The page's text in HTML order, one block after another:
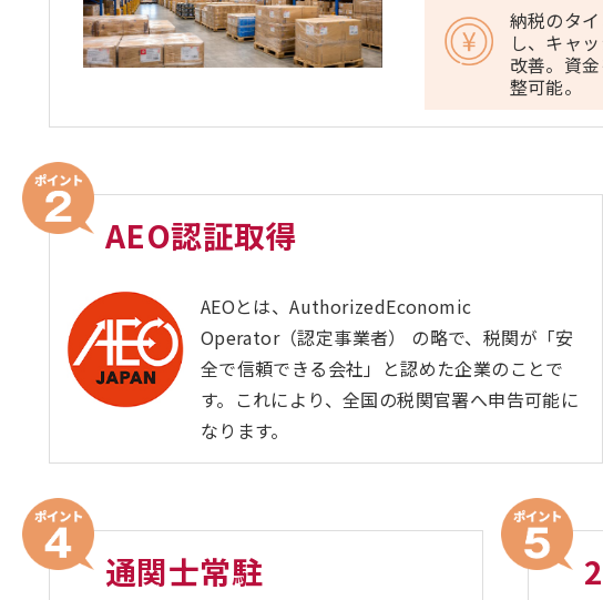
納税のタ
し、キャ
改善。資
整可能。
AEO認証取得
AEOとは、AuthorizedEconomic
Operator（認定事業者） の略で、税関が「安
全で信頼できる会社」と認めた企業のことで
す。これにより、全国の税関官署へ申告可能に
なります。
通関士常駐